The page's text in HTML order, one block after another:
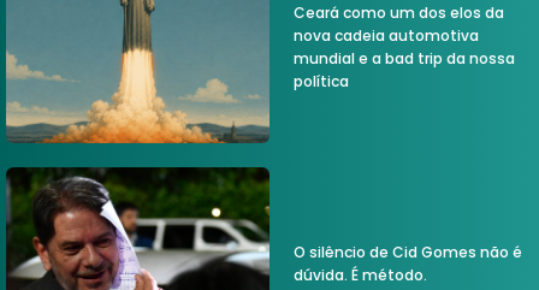
Ceará como um dos elos da
nova cadeia automotiva
mundial e a bad trip da nossa
política
O silêncio de Cid Gomes não é
dúvida. É método.